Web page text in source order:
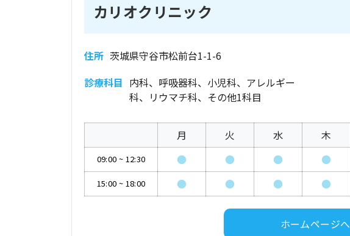
カリオクリニック
住所 茨城県守谷市松前台1-1-6
診療科目 内科、呼吸器科、小児科、アレルギー
科、リウマチ科、その他1科目
月 火 水 木
09:00 ~ 12:30 ● ● ● ●
15:00 ~ 18:00 ● ● ● ●
ホームページへ